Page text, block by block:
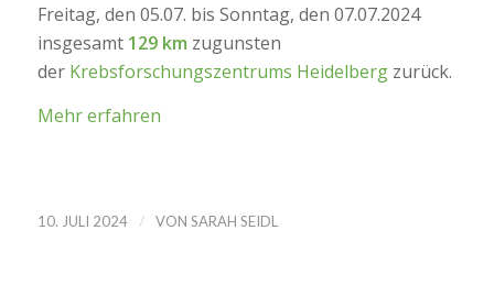
Freitag, den 05.07. bis Sonntag, den 07.07.2024
insgesamt 129 km zugunsten
der Krebsforschungszentrums Heidelbergzurück.
Mehr erfahren
10. JULI 2024 / VON SARAH SEIDL